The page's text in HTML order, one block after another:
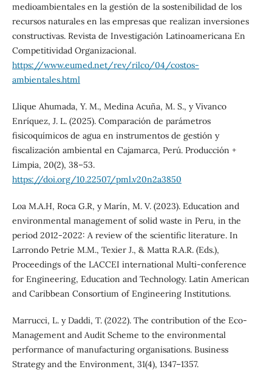
medioambientales en la gestión de la sostenibilidad de los
recursos naturales en las empresas que realizan inversiones
constructivas. Revista de Investigación Latinoamericana En
Competitividad Organizacional.
https://www.eumed.net/rev/rilco/04/costos-
ambientales.html
Llique Ahumada, Y. M., Medina Acuña, M. S., y Vivanco
Enríquez, J. L. (2025). Comparación de parámetros
fisicoquímicos de agua en instrumentos de gestión y
fiscalización ambiental en Cajamarca, Perú. Producción +
Limpia, 20(2), 38–53.
https://doi.org/10.22507/pml.v20n2a3850
Loa M.A.H, Roca G.R, y Marín, M. V. (2023). Education and
environmental management of solid waste in Peru, in the
period 2012-2022: A review of the scientific literature. In
Larrondo Petrie M.M., Texier J., & Matta R.A.R. (Eds.),
Proceedings of the LACCEI international Multi-conference
for Engineering, Education and Technology. Latin American
and Caribbean Consortium of Engineering Institutions.
Marrucci, L. y Daddi, T. (2022). The contribution of the Eco‐
Management and Audit Scheme to the environmental
performance of manufacturing organisations. Business
Strategy and the Environment, 31(4), 1347–1357.